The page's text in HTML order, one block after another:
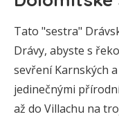
Tato "sestra"
Drávy, abyste s
sevření Karnských
jedinečnými
až do Villachu na